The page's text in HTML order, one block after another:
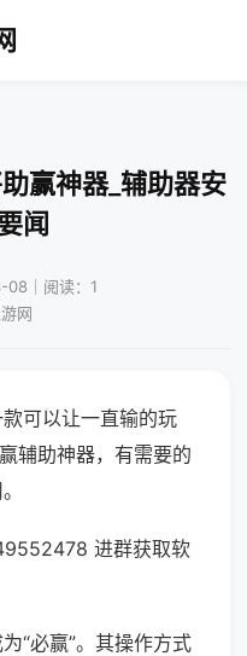
赢神器_辅助器安
闻
｜阅读：1
网
可以让一直输的玩
辅助神器，有需要的
进群获取软
“必赢”。其操作方式